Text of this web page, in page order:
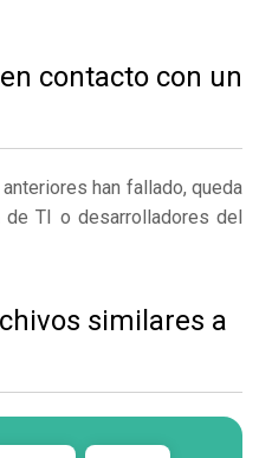
contacto con un
han fallado, queda
TI o desarrolladores del
similares a